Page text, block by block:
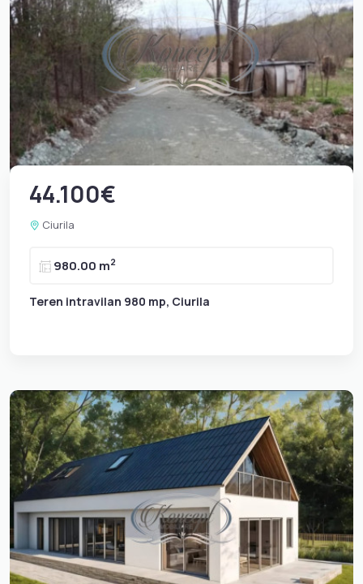
44.100€
Ciurila
980.00 m2
Teren intravilan 980 mp, Ciurila